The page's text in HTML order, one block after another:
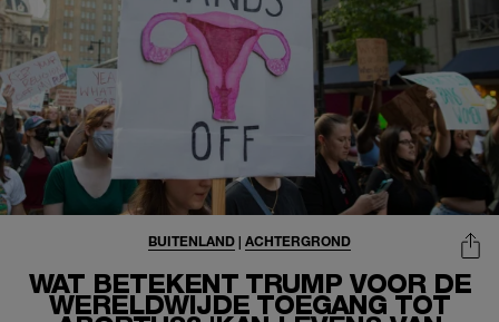
WAT BETEKENT TRUMP VOOR DE
WERELDWIJDE TOEGANG TOT
BUITENLAND | ACHTERGROND